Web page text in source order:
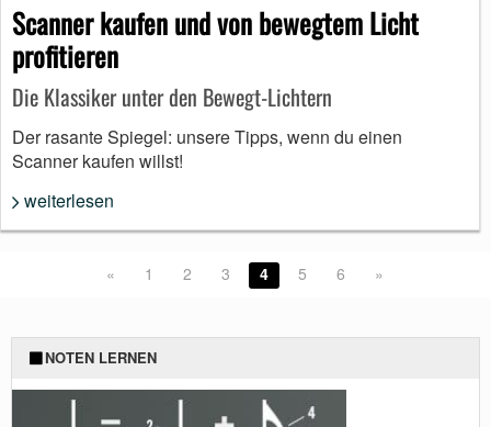
Scanner kaufen und von bewegtem Licht
profitieren
Die Klassiker unter den Bewegt-Lichtern
Der rasante Spiegel: unsere Tipps, wenn du einen
Scanner kaufen willst!
weiterlesen
« 1 2 3 4 5 6 »
NOTEN LERNEN